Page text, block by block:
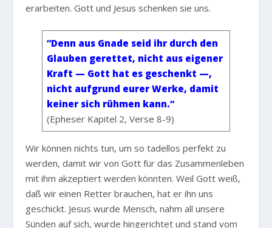
erarbeiten. Gott und Jesus schenken sie uns.
”Denn aus Gnade seid ihr durch den
Glauben gerettet, nicht aus eigener
Kraft — Gott hat es geschenkt —,
nicht aufgrund eurer Werke, damit
keiner sich rühmen kann.“
(Epheser Kapitel 2, Verse 8-9)
Wir können nichts tun, um so tadellos perfekt zu
werden, damit wir von Gott für das Zusammenleben
mit ihm akzeptiert werden könnten. Weil Gott weiß,
daß wir einen Retter brauchen, hat er ihn uns
geschickt. Jesus wurde Mensch, nahm all unsere
Sünden auf sich, wurde hingerichtet und stand vom